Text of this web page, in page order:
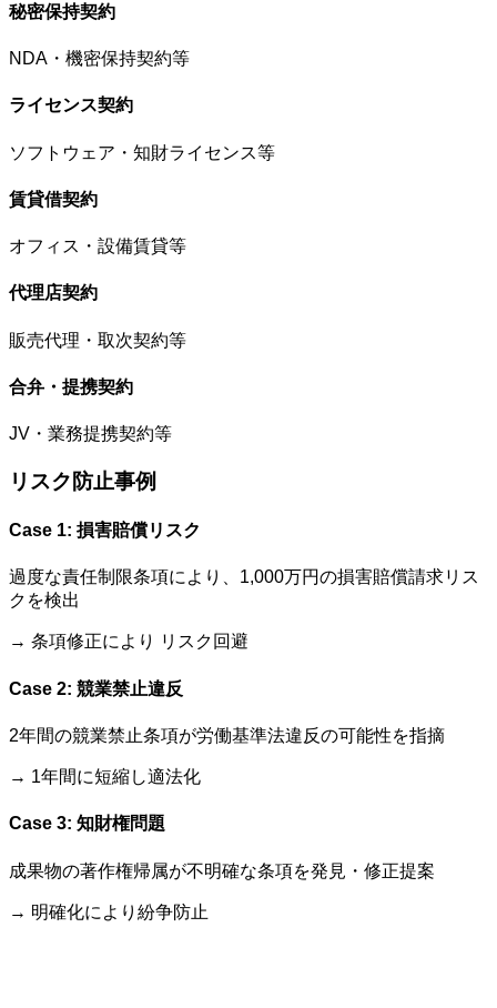
秘密保持契約
NDA・機密保持契約等
ライセンス契約
ソフトウェア・知財ライセンス等
賃貸借契約
オフィス・設備賃貸等
代理店契約
販売代理・取次契約等
合弁・提携契約
JV・業務提携契約等
リスク防止事例
Case 1: 損害賠償リスク
過度な責任制限条項により、1,000万円の損害賠償請求リス
クを検出
→ 条項修正により リスク回避
Case 2: 競業禁止違反
2年間の競業禁止条項が労働基準法違反の可能性を指摘
→ 1年間に短縮し適法化
Case 3: 知財権問題
成果物の著作権帰属が不明確な条項を発見・修正提案
→ 明確化により紛争防止